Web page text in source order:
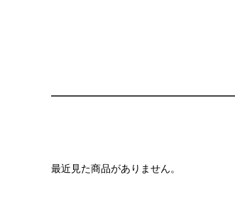
最近見た商品がありません。